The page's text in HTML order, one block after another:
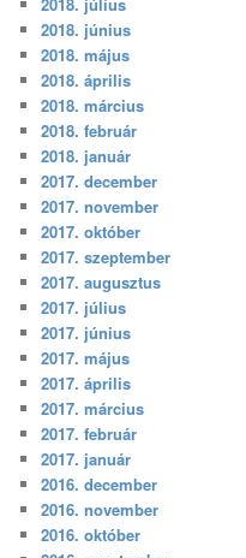
2018. június
2018. május
2018. április
2018. március
2018. február
2018. január
2017. december
2017. november
2017. október
2017. szeptember
2017. augusztus
2017. július
2017. június
2017. május
2017. április
2017. március
2017. február
2017. január
2016. december
2016. november
2016. október